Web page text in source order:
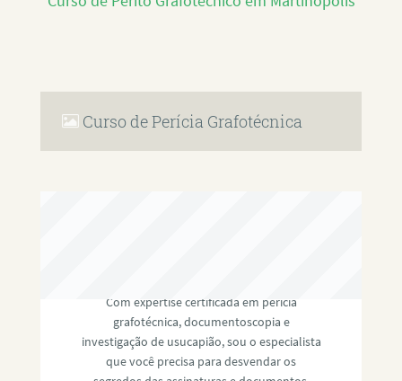
Curso de Perícia Grafotécnica
Com expertise certificada em perícia
grafotécnica, documentoscopia e
investigação de usucapião, sou o especialista
que você precisa para desvendar os